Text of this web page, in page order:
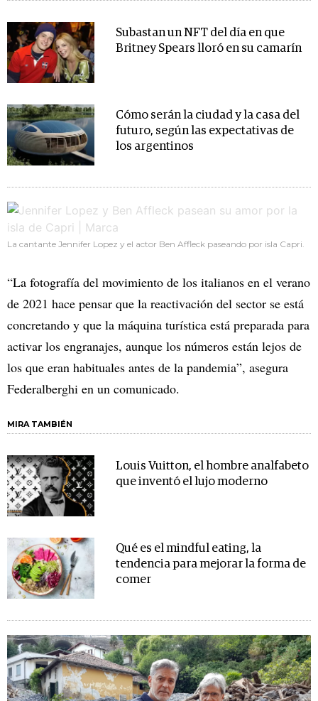
Subastan un NFT del día en que
Britney Spears lloró en su camarín
Cómo serán la ciudad y la casa del
futuro, según las expectativas de
los argentinos
La cantante Jennifer Lopez y el actor Ben Affleck paseando por isla Capri.
“La fotografía del movimiento de los italianos en el verano
de 2021 hace pensar que la reactivación del sector se está
concretando y que la máquina turística está preparada para
activar los engranajes, aunque los números están lejos de
los que eran habituales antes de la pandemia”, asegura
Federalberghi en un comunicado.
MIRA TAMBIÉN
Louis Vuitton, el hombre analfabeto
que inventó el lujo moderno
Qué es el mindful eating, la
tendencia para mejorar la forma de
comer